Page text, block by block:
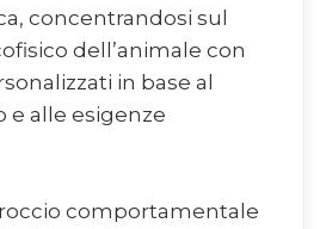
concentrandosi sul
dell’animale con
in base al
alle esigenze
comportamentale